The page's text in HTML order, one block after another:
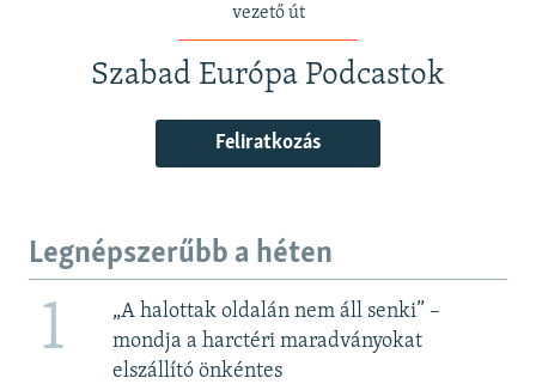
vezető út
Szabad Európa Podcastok
Feliratkozás
Legnépszerűbb a héten
1
„A halottak oldalán nem áll senki” –
mondja a harctéri maradványokat
elszállító önkéntes